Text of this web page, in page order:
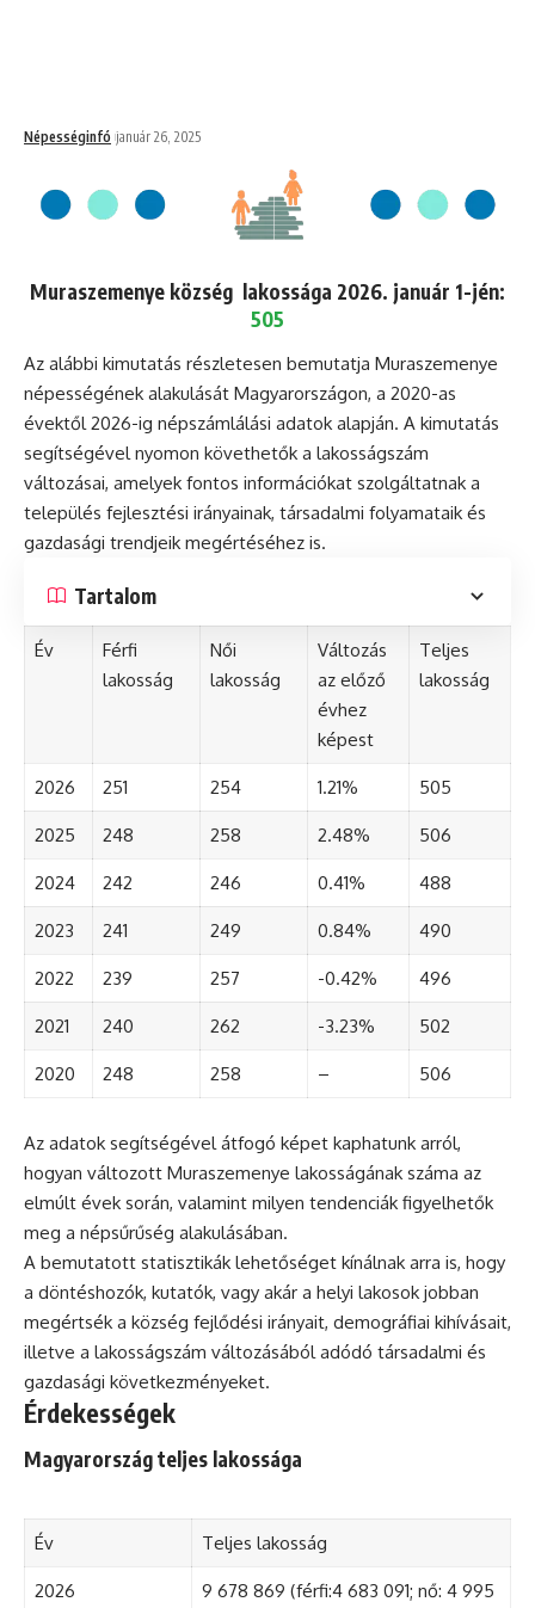
Népességinfó január 26, 2025
Muraszemenye község lakossága 2026. január 1-jén:
505
Az alábbi kimutatás részletesen bemutatja Muraszemenye
népességének alakulását Magyarországon, a 2020-as
évektől 2026-ig népszámlálási adatok alapján. A kimutatás
segítségével nyomon követhetők a lakosságszám
változásai, amelyek fontos információkat szolgáltatnak a
település fejlesztési irányainak, társadalmi folyamataik és
gazdasági trendjeik megértéséhez is.
Tartalom
Év
Férfi
lakosság
Női
lakosság
Változás
az előző
évhez
képest
Teljes
lakosság
2026 251 254 1.21% 505
2025 248 258 2.48% 506
2024 242 246 0.41% 488
2023 241 249 0.84% 490
2022 239 257 -0.42% 496
2021 240 262 -3.23% 502
2020 248 258 – 506
Az adatok segítségével átfogó képet kaphatunk arról,
hogyan változott Muraszemenye lakosságának száma az
elmúlt évek során, valamint milyen tendenciák figyelhetők
meg a népsűrűség alakulásában.
A bemutatott statisztikák lehetőséget kínálnak arra is, hogy
a döntéshozók, kutatók, vagy akár a helyi lakosok jobban
megértsék a község fejlődési irányait, demográfiai kihívásait,
illetve a lakosságszám változásából adódó társadalmi és
gazdasági következményeket.
Érdekességek
Magyarország teljes lakossága
Év Teljes lakosság
2026
9 678 869 (férfi:4 683 091; nő: 4 995